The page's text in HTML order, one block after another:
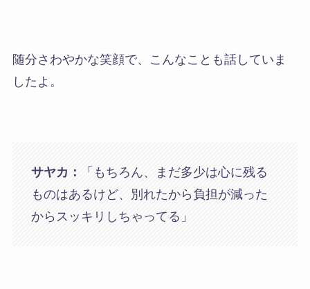
随分さわやかな笑顔で、こんなことも話していま
したよ。
サヤカ：
「もちろん、まだ多少は心に残る
ものはあるけど、別れたから負担が減った
からスッキリしちゃってる」